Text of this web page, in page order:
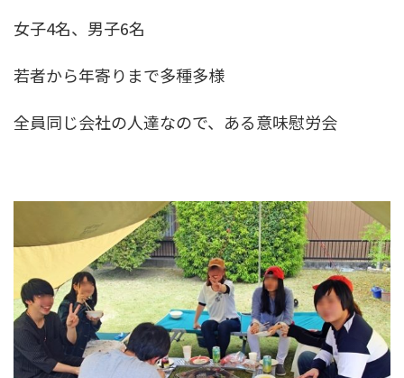
女子4名、男子6名
若者から年寄りまで多種多様
全員同じ会社の人達なので、ある意味慰労会